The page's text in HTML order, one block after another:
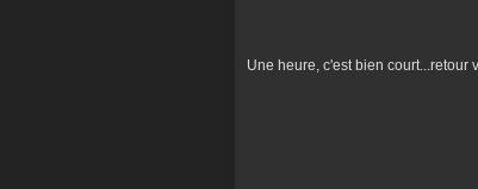
Une heure, c'est bien court...retour